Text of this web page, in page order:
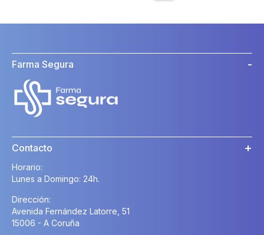
Farma Segura
Contacto
Horario:
Lunes a Domingo: 24h.
Dirección:
Avenida Fernández Latorre, 51
15006 - A Coruña